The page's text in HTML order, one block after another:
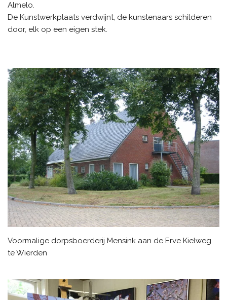
Almelo.
De Kunstwerkplaats verdwijnt, de kunstenaars schilderen
door, elk op een eigen stek.
Voormalige dorpsboerderij Mensink aan de Erve Kielweg
te Wierden